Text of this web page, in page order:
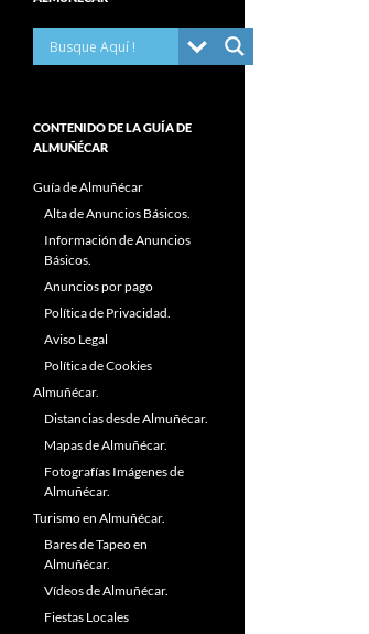
CONTENIDO DE LA GUÍA DE
ALMUÑÉCAR
Guía de Almuñécar
Alta de Anuncios Básicos.
Información de Anuncios
Básicos.
Anuncios por pago
Política de Privacidad.
Aviso Legal
Política de Cookies
Almuñécar.
Distancias desde Almuñécar.
Mapas de Almuñécar.
Fotografías Imágenes de
Almuñécar.
Turismo en Almuñécar.
Bares de Tapeo en
Almuñécar.
Vídeos de Almuñécar.
Fiestas Locales